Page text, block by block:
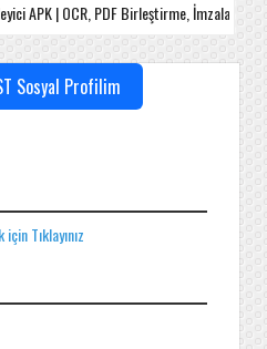
| OCR, PDF Birleştirme, İmzalama ve Okuma
Sosyal Profilim
Tıklayınız